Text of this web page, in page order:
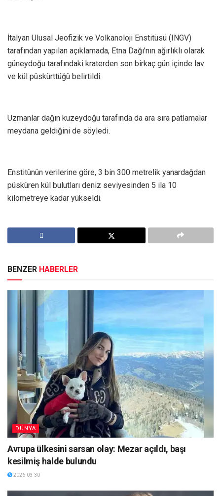
İtalyan Ulusal Jeofizik ve Volkanoloji Enstitüsü (INGV)
tarafından yapılan açıklamada, Etna Dağı’nın ağırlıklı olarak
güneydoğu tarafındaki kraterden son birkaç gün içinde lav
ve kül püskürttüğü belirtildi.
Uzmanlar dağın kuzeydoğu tarafında da ara sıra patlamalar
meydana geldiğini de söyledi.
Enstitünün verilerine göre, 3 bin 300 metrelik yanardağdan
püsküren kül bulutları deniz seviyesinden 5 ila 10
kilometreye kadar yükseldi.
BENZER HABERLER
DÜNYA
Avrupa ülkesini sarsan olay: Mezar açıldı, başı
kesilmiş halde bulundu
2026-03-30